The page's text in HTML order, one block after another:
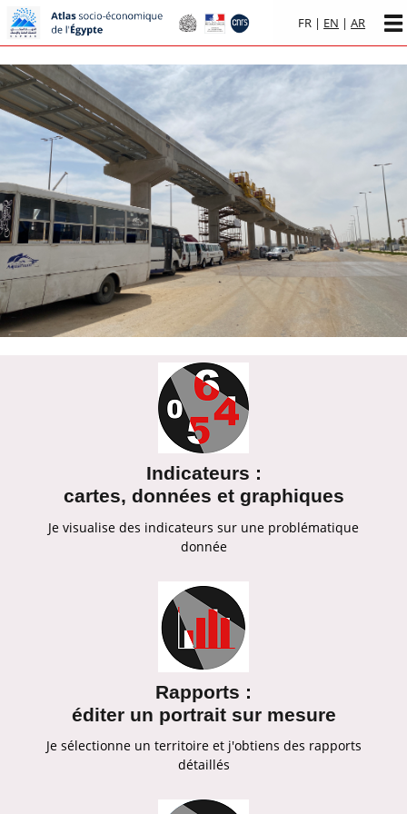
Aller au
FR | EN | AR
Indicateurs :
cartes, données et graphiques
Je visualise des indicateurs sur une problématique
donnée
Rapports :
éditer un portrait sur mesure
Je sélectionne un territoire et j'obtiens des rapports
détaillés